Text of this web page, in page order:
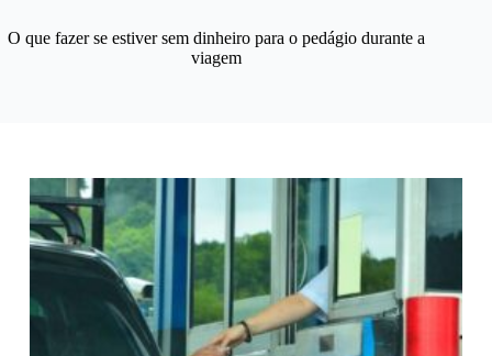
O que fazer se estiver sem dinheiro para o pedágio durante a
viagem